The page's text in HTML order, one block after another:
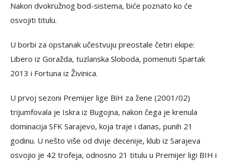
Nakon dvokružnog bod-sistema, biće poznato ko će
osvojiti titulu.
U borbi za opstanak učestvuju preostale četiri ekipe:
Libero iz Goražda, tuzlanska Sloboda, pomenuti Spartak
2013 i Fortuna iz Živinica.
U prvoj sezoni Premijer lige BiH za žene (2001/02)
trijumfovala je Iskra iz Bugojna, nakon čega je krenula
dominacija SFK Sarajevo, koja traje i danas, punih 21
godinu. U nešto više od dvije decenije, klub iz Sarajeva
osvojio je 42 trofeja, odnosno 21 titulu u Premijer ligi BIH i